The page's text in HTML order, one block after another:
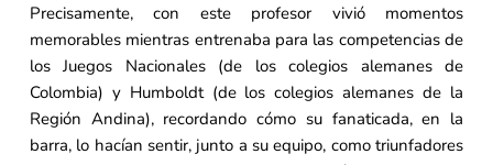
Precisamente, con este profesor vivió momentos
memorables mientras entrenaba para las competencias de
los Juegos Nacionales (de los colegios alemanes de
Colombia) y Humboldt (de los colegios alemanes de la
Región Andina), recordando cómo su fanaticada, en la
barra, lo hacían sentir, junto a su equipo, como triunfadores